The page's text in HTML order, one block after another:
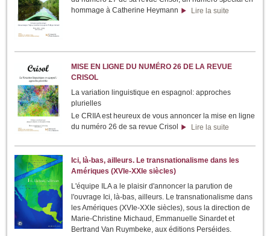
hommage à Catherine Heymann
Lire la suite
MISE EN LIGNE DU NUMÉRO 26 DE LA REVUE
CRISOL
La variation linguistique en espagnol: approches
plurielles
Le CRIIA est heureux de vous annoncer la mise en ligne
du numéro 26 de sa revue Crisol
Lire la suite
Ici, là-bas, ailleurs. Le transnationalisme dans les
Amériques (XVIe-XXIe siècles)
L'équipe ILA a le plaisir d'annoncer la parution de
l'ouvrage Ici, là-bas, ailleurs. Le transnationalisme dans
les Amériques (XVIe-XXIe siècles), sous la direction de
Marie-Christine Michaud, Emmanuelle Sinardet et
Bertrand Van Ruymbeke, aux éditions Perséides.